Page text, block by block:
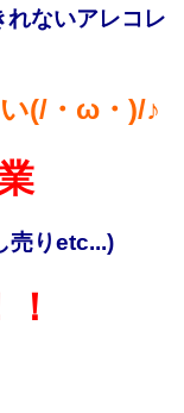
ないアレコレ
(/・ω・)/♪
売りetc...)